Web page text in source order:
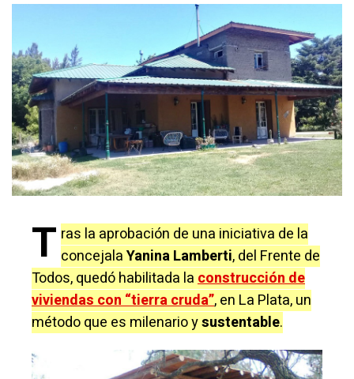
T ras la aprobación de una iniciativa de la
concejalaYanina Lamberti, del Frente de
Todos, quedó habilitada laconstrucción de
viviendas con “tierra cruda”, en La Plata, un
método que es milenario ysustentable.